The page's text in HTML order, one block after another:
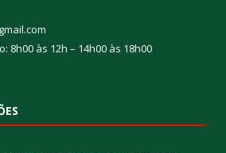
8h00 às 12h – 14h00 às 18h00